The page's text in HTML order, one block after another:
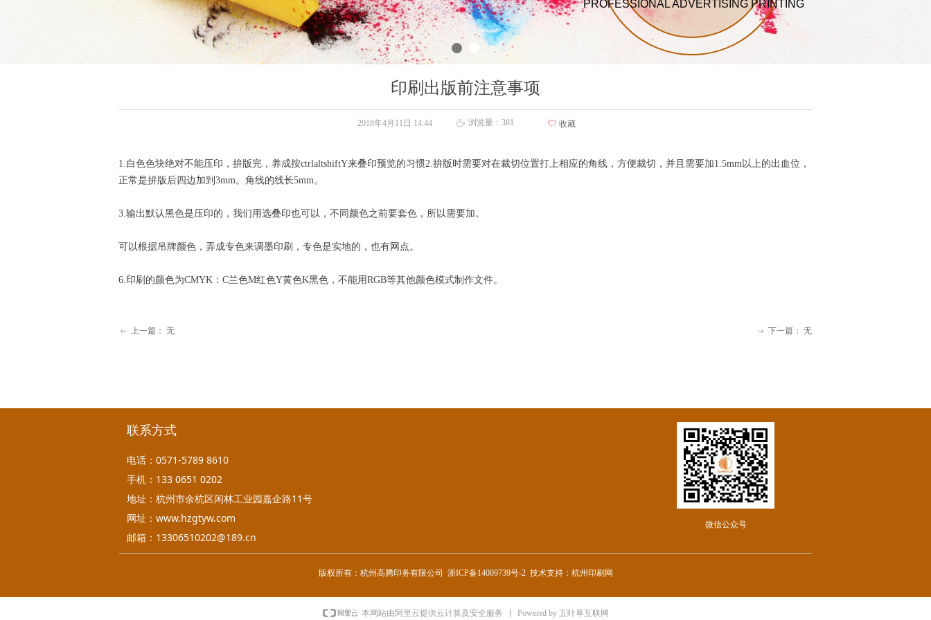
PROFESSIONAL ADVERTISING PRINTING
印刷出版前注意事项
1.白色色块绝对不能压印，拚版完，养成按ctrlaltshiftY来叠印预览的习惯2.拚版时需要对在裁切位置打上相应的角线，方便裁切，并且需要加1.5mm以上的出血位，
正常是拚版后四边加到3mm。角线的线长5mm。
3.输出默认黑色是压印的，我们用选叠印也可以，不同颜色之前要套色，所以需要加。
可以根据吊牌颜色，弄成专色来调墨印刷，专色是实地的，也有网点。
6.印刷的颜色为CMYK：C兰色M红色Y黄色K黑色，不能用RGB等其他颜色模式制作文件。
2018年4月11日 14:44 ꄘ 浏览量： 381 ꄀ 收藏
ꂃ 上一篇： 无 ꁹ 下一篇： 无
联系方式
电话：0571-5789 8610
手机： 133 0651 0202
地址：杭州市余杭区闲林工业园嘉企路11号
网址：www.hzgtyw.com
邮箱：13306510202@189.cn
版权所有：杭州高腾印务有限公司 浙ICP备14009739号-2 技术支持：杭州印刷网
微信公众号
本网站由阿里云提供云计算及安全服务 Powered by 五叶草互联网